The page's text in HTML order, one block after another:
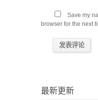
Save my
browser for the next
最新更新